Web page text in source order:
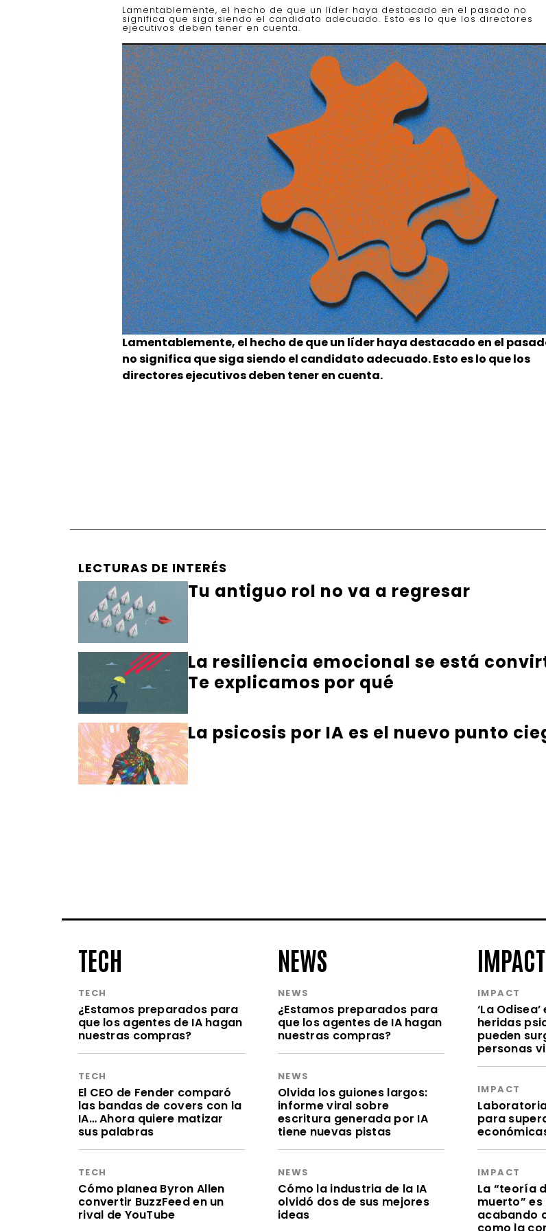
Lamentablemente, el hecho de que un líder haya destacado en el pasado no
significa que siga siendo el candidato adecuado. Esto es lo que los directores
ejecutivos deben tener en cuenta.
Lamentablemente, el hecho de que un líder haya destacado en el
no significa que siga siendo el candidato adecuado. Esto es lo que los
directores ejecutivos deben tener en cuenta.
LECTURAS DE INTERÉS
Tu antiguo rol no va a regresar
La resiliencia emocional se está
Te explicamos por qué
La psicosis por IA es el nuevo punto
TECH
TECH
¿Estamos preparados para
que los agentes de IA hagan
nuestras compras?
TECH
El CEO de Fender comparó
las bandas de covers con la
IA… Ahora quiere matizar
sus palabras
TECH
Cómo planea Byron Allen
convertir BuzzFeed en un
rival de YouTube
NEWS
NEWS
¿Estamos preparados para
que los agentes de IA hagan
nuestras compras?
NEWS
Olvida los guiones largos:
informe viral sobre
escritura generada por IA
tiene nuevas pistas
NEWS
Cómo la industria de la IA
olvidó dos de sus mejores
ideas
IMPACT
IMPACT
‘La
heridas
pueden
personas
IMPACT
para
IMPACT
La “teoría
muerto”
acabando